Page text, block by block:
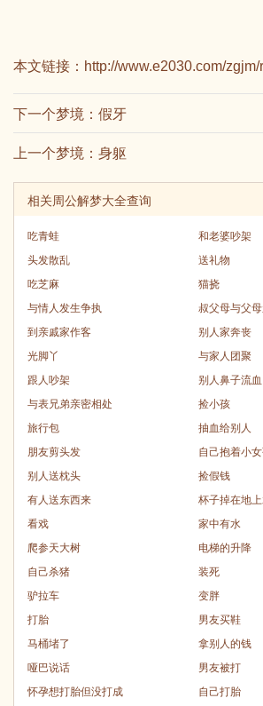
本文链接： http://www.e2030.com/zgjm/
下一个梦境： 假牙
上一个梦境： 身躯
相关周公解梦大全查询
吃青蛙
和老婆吵架
头发散乱
送礼物
吃芝麻
猫挠
与情人发生争执
叔父母与父
到亲戚家作客
别人家奔丧
光脚丫
与家人团聚
跟人吵架
别人鼻子流血
与表兄弟亲密相处
捡小孩
旅行包
抽血给别人
朋友剪头发
自己抱着小
别人送枕头
捡假钱
有人送东西来
杯子掉在地
看戏
家中有水
爬参天大树
电梯的升降
自己杀猪
装死
驴拉车
变胖
打胎
男友买鞋
马桶堵了
拿别人的钱
哑巴说话
男友被打
怀孕想打胎但没打成
自己打胎